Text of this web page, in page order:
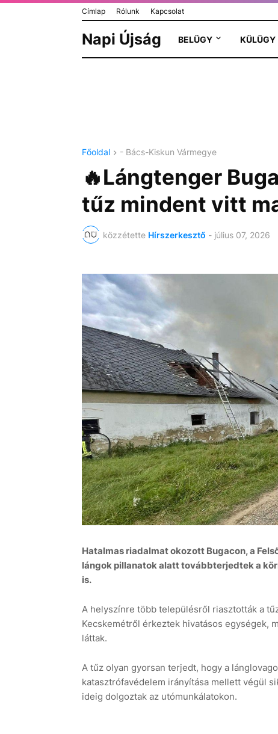
Címlap Rólunk Kapcsolat
Napi Újság BELÜGY KÜLÜGY
Főoldal - Bács-Kiskun Vármegye
🔥Lángtenger
tűz mindent vitt
közzétette Hírszerkesztő - július 07, 2026
Hatalmas riadalmat okozott Bugacon, a
lángok pillanatok alatt továbbterjedtek a
is.
A helyszínre több településről riasztották a
Kecskemétről érkeztek hivatásos egységek,
láttak.
A tűz olyan gyorsan terjedt, hogy a
katasztrófavédelem irányítása mellett végül
ideig dolgoztak az utómunkálatokon.